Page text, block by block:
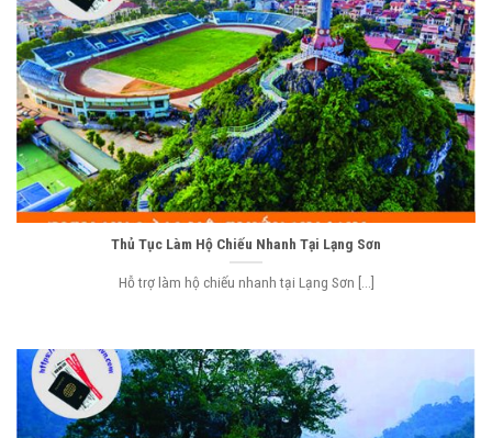
Thủ Tục Làm Hộ Chiếu Nhanh Tại Lạng Sơn
Hỗ trợ làm hộ chiếu nhanh tại Lạng Sơn [...]